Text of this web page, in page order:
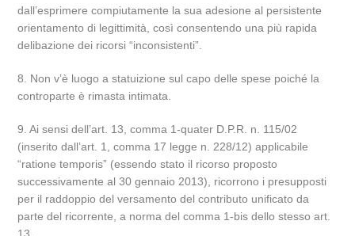
dall’esprimere compiutamente la sua adesione al persistente
orientamento di legittimità, così consentendo una più rapida
delibazione dei ricorsi “inconsistenti”.
8. Non v’è luogo a statuizione sul capo delle spese poiché la
controparte è rimasta intimata.
9. Ai sensi dell’art. 13, comma 1-quater D.P.R. n. 115/02
(inserito dall’art. 1, comma 17 legge n. 228/12) applicabile
“ratione temporis” (essendo stato il ricorso proposto
successivamente al 30 gennaio 2013), ricorrono i presupposti
per il raddoppio del versamento del contributo unificato da
parte del ricorrente, a norma del comma 1-bis dello stesso art.